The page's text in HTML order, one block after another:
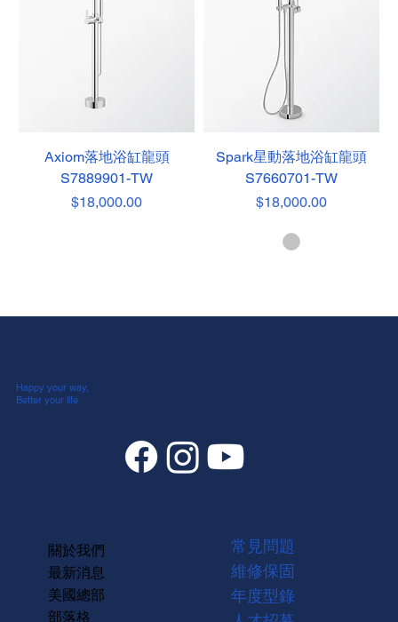
Axiom落地浴缸龍頭
S7889901-TW
價格
$18,000.00
Spark星動落地浴缸龍頭
S7660701-TW
價格
$18,000.00
Happy your way,
Better your life
關於我們
最新消息
美國總部
部落格
常見問題
維修保固
年度型錄